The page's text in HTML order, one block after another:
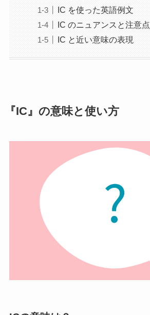
IC を使った英語例文
IC のニュアンスと注意点
IC と近い意味の表現
『IC』の意味と使い方